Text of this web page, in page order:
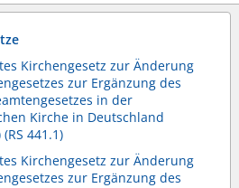
Kirchengesetz zur Änderung
zur Ergänzung des
in der
Kirche in Deutschland
(RS 441.1)
Kirchengesetz zur Änderung
zur Ergänzung des